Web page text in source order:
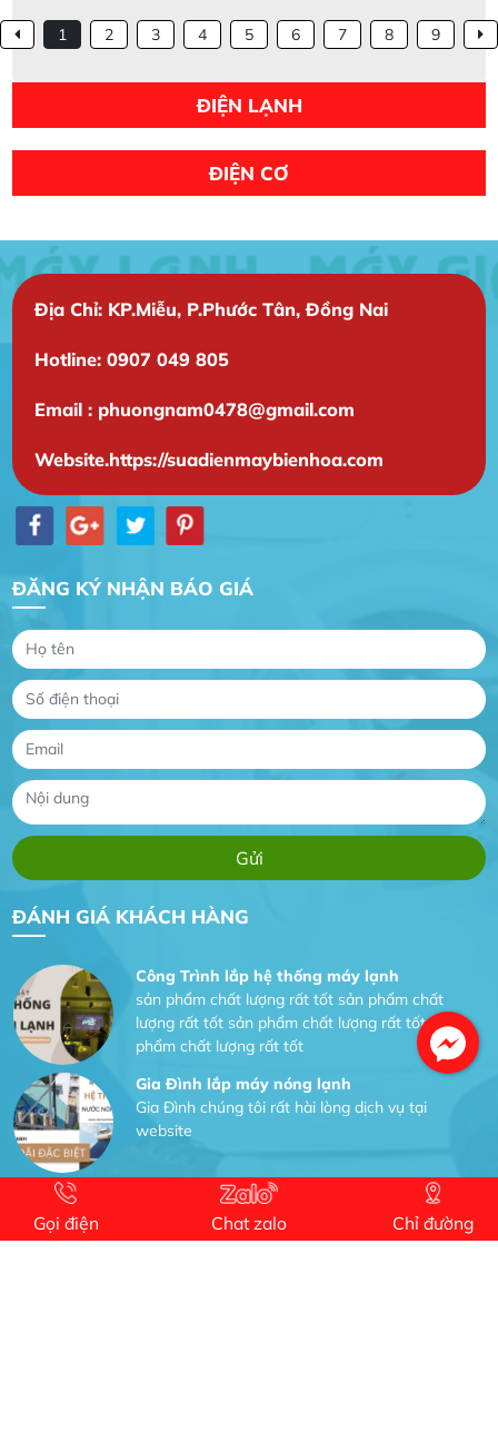
1 2 3 4 5 6 7 8 9
ĐIỆN LẠNH
ĐIỆN CƠ
Địa Chỉ: KP.Miễu, P.Phước Tân, Đồng Nai
Hotline: 0907 049 805
Email : phuongnam0478@gmail.com
Website.https://suadienmaybienhoa.com
ĐĂNG KÝ NHẬN BÁO GIÁ
ĐÁNH GIÁ KHÁCH HÀNG
Gia Đình chúng tôi rất hài lòng dịch vụ tại
Dự án nhà phố đẹp lên nhờ đội thợ điện từ dịch
Dịch vụ MoTor
Công Trình lắp hệ thống máy lạnh
sản phẩm chất lượng rất tốt sản phẩm chất
lượng rất tốt sản phẩm chất lượng rất tốt sản
phẩm chất lượng rất tốt
Gia Đình lắp máy nóng lạnh
Gia Đình chúng tôi rất hài lòng dịch vụ tại
website
Dự án nhà phố đẹp lên nhờ đội thợ điện từ dịch
vụ
Gọi điện Chat zalo Chỉ đường